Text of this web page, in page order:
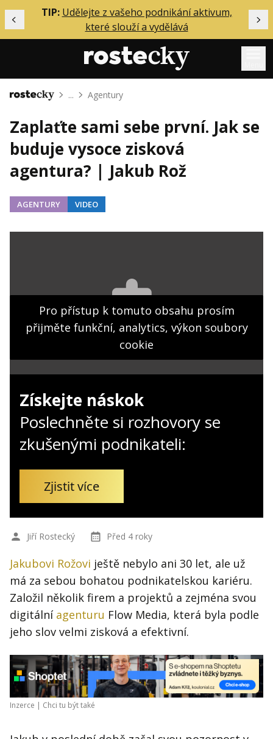
Předchozí
TIP: Udělejte z vašeho podnikání aktivum,
které slouží a vydělává
Mentoring
Podcasty
Solo
Akce
O mně
Obchodní podmínky
Hledaná fráze Hledat
Domů ... Agentury
Zaplaťte sami sebe první. Jak se
buduje vysoce zisková
agentura? | Jakub Rož
AGENTURY VIDEO
Pro přístup k tomuto obsahu prosím
přijměte funkční, analytics, výkon soubory
cookie
Získejte náskok
Poslechněte si rozhovory se
zkušenými podnikateli:
Zjistit více
Jiří Rostecký Před 4 roky
Jakubovi Rožovi ještě nebylo ani 30 let, ale už
má za sebou bohatou podnikatelskou kariéru.
Založil několik firem a projektů a zejména svou
digitální agenturu Flow Media, která byla podle
jeho slov velmi zisková a efektivní.
Inzerce | Chci tu být také